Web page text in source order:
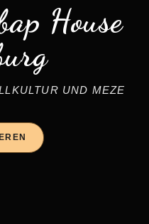
House
UND MEZE